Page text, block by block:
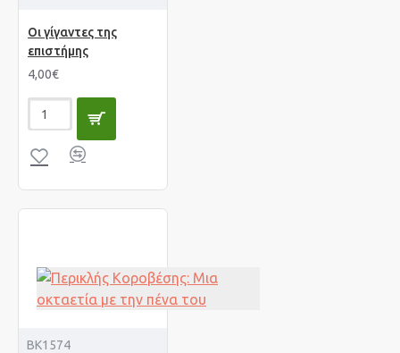
Οι γίγαντες της
επιστήμης
4,00€
BK1574